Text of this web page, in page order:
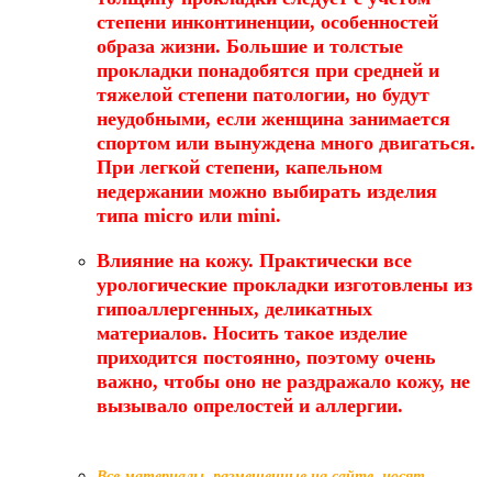
степени инконтиненции, особенностей
образа жизни. Большие и толстые
прокладки понадобятся при средней и
тяжелой степени патологии, но будут
неудобными, если женщина занимается
спортом или вынуждена много двигаться.
При легкой степени, капельном
недержании можно выбирать изделия
типа micro или mini.
Влияние на кожу. Практически все
урологические прокладки изготовлены из
гипоаллергенных, деликатных
материалов. Носить такое изделие
приходится постоянно, поэтому очень
важно, чтобы оно не раздражало кожу, не
вызывало опрелостей и аллергии.